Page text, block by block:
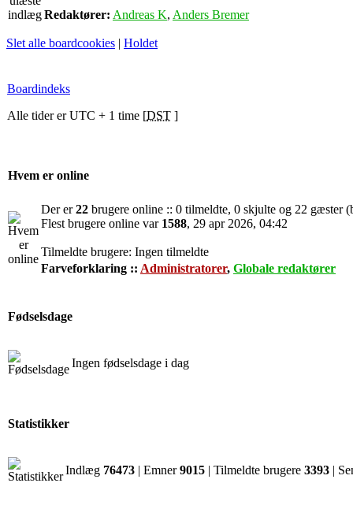
Redaktører: Andreas K, Anders Bremer
Slet alle boardcookies | Holdet
Boardindeks
Alle tider er UTC + 1 time [DST ]
Hvem er online
Der er22 brugere online :: 0 tilmeldte, 0 skjulte og 22 gæster
Flest brugere online var 1588, 29 apr 2026, 04:42
Tilmeldte brugere: Ingen tilmeldte
Farveforklaring :: Administratorer, Globale redaktører
Fødselsdage
Ingen fødselsdage i dag
Statistikker
Indlæg 76473 | Emner9015 | Tilmeldte brugere 3393 |